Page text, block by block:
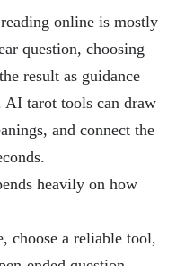
online is mostly
question, choosing
result as guidance
AI tarot tools can draw
and connect the
heavily on how
choose a reliable tool,